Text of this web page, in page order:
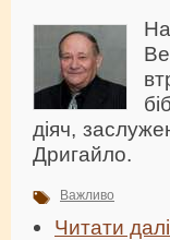
діяч,
Дригайло.
Важливо
Читати далі